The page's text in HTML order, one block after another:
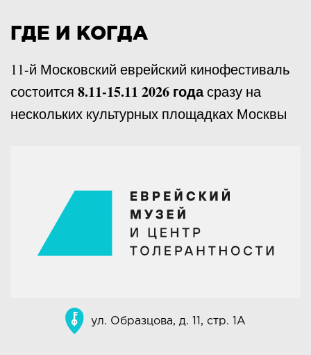
ГДЕ И КОГДА
11-й Московский еврейский кинофестиваль
состоится 8.11-15.11 2026 годасразу на
нескольких культурных площадках Москвы
ул. Образцова, д. 11, стр. 1А